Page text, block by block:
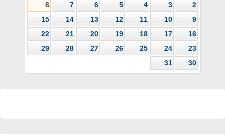
2
3
4
5
6
7
8
9
10
11
12
13
14
15
16
17
18
19
20
21
22
23
24
25
26
27
28
29
30
31